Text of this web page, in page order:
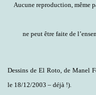
Aucune reproduction, même
ne peut être faite de
Dessins de El Roto, de Manel
le 18/12/2003 – déjà !).